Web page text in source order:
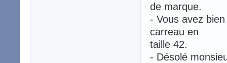
de marque.
- Vous avez
carreau en
taille 42.
- Désolé